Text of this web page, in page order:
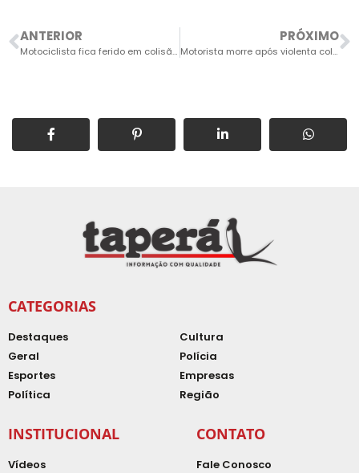
ANTERIOR
Motociclista fica ferido em colisão entre moto e carro na Avenida Hilário Ferrari
PRÓXIMO
Motorista morre após violenta colisão contra estrutura de painel na SP-75
CATEGORIAS
Destaques
Geral
Esportes
Política
Cultura
Polícia
Empresas
Região
INSTITUCIONAL
Vídeos
CONTATO
Fale Conosco